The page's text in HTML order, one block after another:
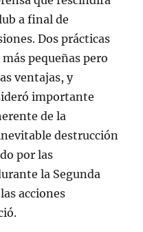
a final de
Dos prácticas
pequeñas pero
ventajas, y
importante
de la
destrucción
por las
la Segunda
acciones